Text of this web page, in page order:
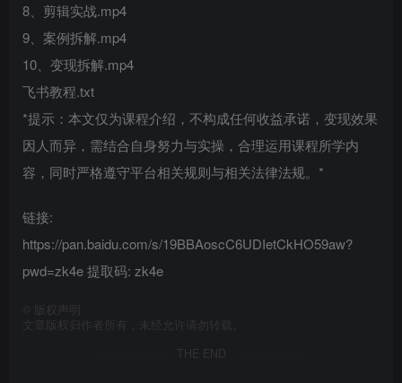
8、剪辑实战.mp4
9、案例拆解.mp4
10、变现拆解.mp4
飞书教程.txt
*提示：本文仅为课程介绍，不构成任何收益承诺，变现效果
因人而异，需结合自身努力与实操，合理运用课程所学内
容，同时严格遵守平台相关规则与相关法律法规。*
链接:
https://pan.baidu.com/s/19BBAoscC6UDIetCkHO59aw?
pwd=zk4e 提取码: zk4e
版权声明
文章版权归作者所有，未经允许请勿转载。
THE END